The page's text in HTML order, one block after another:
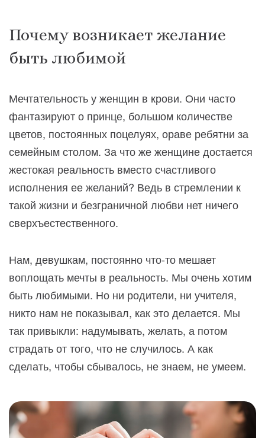
Почему возникает желание
быть любимой
Мечтательность у женщин в крови. Они часто
фантазируют о принце, большом количестве
цветов, постоянных поцелуях, ораве ребятни за
семейным столом. За что же женщине достается
жестокая реальность вместо счастливого
исполнения ее желаний? Ведь в стремлении к
такой жизни и безграничной любви нет ничего
сверхъестественного.
Нам, девушкам, постоянно что-то мешает
воплощать мечты в реальность. Мы очень хотим
быть любимыми. Но ни родители, ни учителя,
никто нам не показывал, как это делается. Мы
так привыкли: надумывать, желать, а потом
страдать от того, что не случилось. А как
сделать, чтобы сбывалось, не знаем, не умеем.